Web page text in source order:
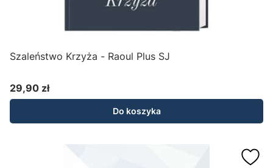
Szaleństwo Krzyża - Raoul Plus SJ
Cena
29,90 zł
Do koszyka